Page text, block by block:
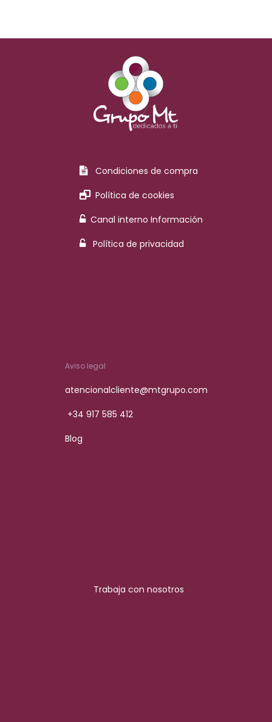
Condiciones de compra
Política de cookies
Canal interno Información
Política de privacidad
Aviso legal
atencionalcliente@mtgrupo.com
+34 917 585 412
Blog
Trabaja con nosotros